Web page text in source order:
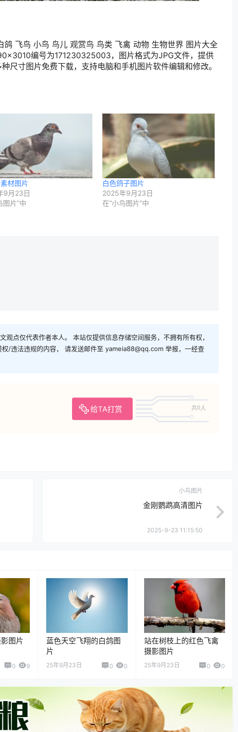
飞鸟 小鸟 鸟儿 观赏鸟 鸟类 飞禽 动物 生物世界 图片大全
编号为171230325003，图片格式为JPG文件，提供
寸图片免费下载，支持电脑和手机图片软件编辑和修改。
材图片
9月23日
图片”中
白色鸽子图片
2025年9月23日
在“小鸟图片”中
观点仅代表作者本人。 本站仅提供信息存储空间服务，不拥有所有权，
/违法违规的内容， 请发送邮件至 yameia88@qq.com 举报，一经查
给TA打赏 共0人
小鸟图片
金刚鹦鹉高清图片
2025-9-23 11:15:50
图片
0 9
蓝色天空飞翔的白鸽图
片
25年9月23日 0 0
站在树枝上的红色飞禽
摄影图片
25年9月23日 0 0